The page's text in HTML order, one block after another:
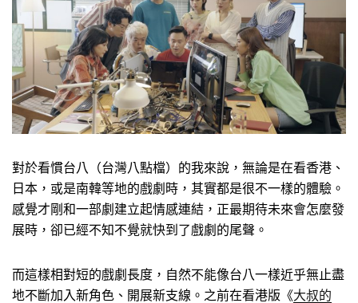
對於看慣台八（台灣八點檔）的我來說，無論是在看香港、
日本，或是南韓等地的戲劇時，其實都是很不一樣的體驗。
感覺才剛和一部劇建立起情感連結，正最期待未來會怎麼發
展時，卻已經不知不覺就快到了戲劇的尾聲。
而這樣相對短的戲劇長度，自然不能像台八一樣近乎無止盡
地不斷加入新角色、開展新支線。之前在看港版《大叔的